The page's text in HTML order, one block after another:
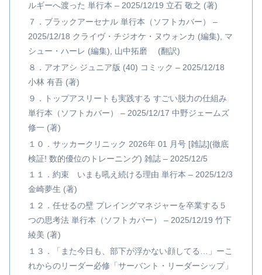
ルギーへ渡った 単行本 – 2025/12/19 立石 敬之 (著)
７．ブラックアーセナル 単行本（ソフトカバー） –
2025/12/18 クライヴ・チジオケ・ヌウォンカ (編集), マ
シュー・ハーレ (編集), 山中拓磨 (翻訳)
８．アオアシ ジュニア版 (40) コミック – 2025/12/18
小林 有吾 (著)
９．トップアスリートも実践する すごい脱力の仕組み
単行本（ソフトカバー） – 2025/12/17 中野ジェームズ
修一 (著)
１０．サッカークリニック 2026年 01 月号 [雑誌](徹底
検証! 数的優位のトレーニング) 雑誌 – 2025/12/5
１１．約束 いまも吼え続ける理由 単行本 – 2025/12/3
金崎夢生 (著)
１２．任せるの壁 プレイングマネジャーを卒業する５
つの思考法 単行本（ソフトカバー） – 2025/12/19 竹下
綾美 (著)
１３．「また今日も、部下が浮かない顔してる…」ーこ
れからのリーダー必修「サーバント・リーダーシップ」